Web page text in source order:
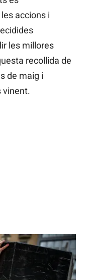
accions i
les millores
recollida de
de maig i
vinent.